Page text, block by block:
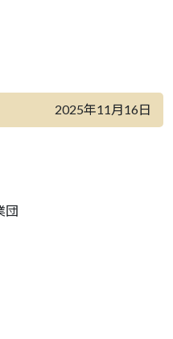
2025年11月16日
団